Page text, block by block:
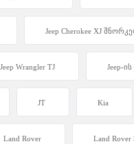
Jeep Cherokee XJ
Jeep Wrangler TJ Jeep-
JT Kia
Land Rover Land